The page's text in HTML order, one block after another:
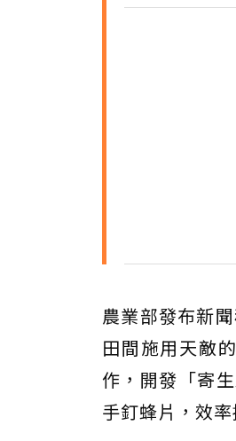
農業部發布新
田間施用天敵
作，開發「寄
手釘蜂片，效